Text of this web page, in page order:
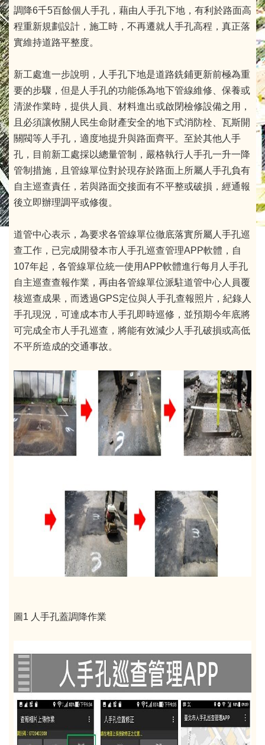
調降6千5百餘個人手孔，藉由人手孔下地，有利於路面高
程重新規劃設計，施工時，不再遷就人手孔高程，真正落
實維持道路平整度。
新工處進一步說明，人手孔下地是道路銑鋪更新前極為重
要的步驟，但是人手孔的功能係為地下管線維修、保養或
清淤作業時，提供人員、材料進出或啟閉檢修設備之用，
且必須讓攸關人民生命財產安全的地下式消防栓、瓦斯開
關閥等人手孔，適度地提升與路面齊平。至於其他人手
孔，目前新工處採以總量管制，嚴格執行人手孔一升一降
管制措施，且管線單位對於現存於路面上所屬人手孔負有
自主巡查責任，若與路面交接面有不平整或破損，經通報
後立即辦理調平或修復。
道管中心表示，為要求各管線單位徹底落實所屬人手孔巡
查工作，已完成開發本市人手孔巡查管理APP軟體，自
107年起，各管線單位統一使用APP軟體進行每月人手孔
自主巡查查報作業，再由各管線單位派駐道管中心人員覆
核巡查成果，而透過GPS定位與人手孔查報照片，紀錄人
手孔現況，可達成本市人手孔即時巡修，並預期今年底將
可完成全市人手孔巡查，將能有效減少人手孔破損或高低
不平所造成的交通事故。
圖1 人手孔蓋調降作業